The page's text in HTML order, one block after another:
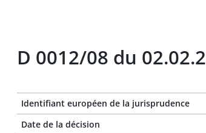
D 0012/08 du
Identifiant européen de la jurisprudence
Date de la décision